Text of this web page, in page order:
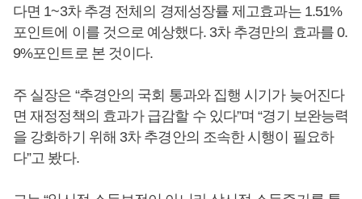
다면 1~3차 추경 전체의 경제성장률 제고효과는 1.51%
포인트에 이를 것으로 예상했다. 3차 추경만의 효과를 0.
9%포인트로 본 것이다.
주 실장은 “추경안의 국회 통과와 집행 시기가 늦어진다
면 재정정책의 효과가 급감할 수 있다”며 “경기 보완능력
을 강화하기 위해 3차 추경안의 조속한 시행이 필요하
다”고 봤다.